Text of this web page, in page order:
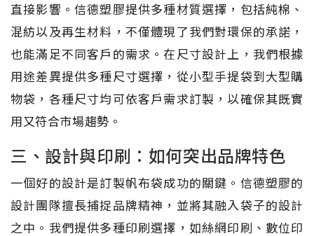
直接影響。信德塑膠提供多種材質選擇，包括純棉、
混紡以及再生材料，不僅體現了我們對環保的承諾，
也能滿足不同客戶的需求。在尺寸設計上，我們根據
用途差異提供多種尺寸選擇，從小型手提袋到大型購
物袋，各種尺寸均可依客戶需求訂製，以確保其既實
用又符合市場趨勢。
三、設計與印刷：如何突出品牌特色
一個好的設計是訂製帆布袋成功的關鍵。信德塑膠的
設計團隊擅長捕捉品牌精神，並將其融入袋子的設計
之中。我們提供多種印刷選擇，如絲網印刷、數位印